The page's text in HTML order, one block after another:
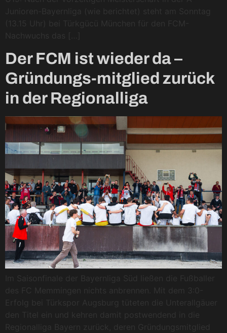
Junioren-Bayernliga (wie berichtet) steht am Sonntag
(13.15 Uhr) bei Türkgücü München für den FCM-
Nachwuchs das […]
Der FCM ist wieder da –
Gründungs-mitglied zurück
in der Regionalliga
Im Saisonfinale der Bayernliga Süd ließen die Fußballer
des FC Memmingen nichts anbrennen. Mit dem 3:0-
Erfolg bei Türkspor Augsburg tüteten die Unterallgäuer
den Titel ein und kehren damit postwendend in die
Regionalliga Bayern zurück, deren Gründungsmitglied